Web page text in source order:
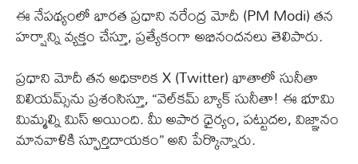
ఈ నేపథ్యంలో భారత ప్రధాని నరేంద్ర మోదీ (PM Modi) తన
హర్షాన్ని వ్యక్తం చేస్తూ, ప్రత్యేకంగా అభినందనలు తెలిపారు.
ప్రధాని మోదీ తన అధికారిక X (Twitter) ఖాతాలో సునీతా
విలియమ్స్‌ను ప్రశంసిస్తూ, “వెల్‌కమ్ బ్యాక్ సునీతా! ఈ భూమి
మిమ్మల్ని మిస్ అయింది. మీ అపార ధైర్యం, పట్టుదల, విజ్ఞానం
మానవాళికి స్ఫూర్తిదాయకం” అని పేర్కొన్నారు.